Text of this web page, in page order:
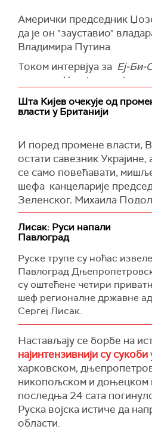
Амерички председник
да је он "зауставио"
Владимира Путина.
Током интервјуа за Еј-Би-
подршку Украјини и
савезника око помоћи
од главних достигнућа
Такође је инсистирао да
ће моћи да победи
председничким изборима.
На питање водитеља да
подвргне независном
који би укључивао
тестове, Бајден је
дана“ подвргава
кампању, ја управљам
звучи хиперболично, али
нација на свету", поручио
председник.
(ABC NEWS)
Шта Кијев очекује од
власти у Британији
И поред промене власти,
остати савезник
се само повећавати,
шефа канцеларије
Зеленског, Михаила
"Велика Британија је
Украјине. И неће бити
формира владу –
или лабуристи. За
важно да Украјина
у његовом финалу добије
репутација Русије срушена
претње не само
Британији и глобалном
нагласио је Подољак.
Према његовим речима,
ће остати близак савезник
повећати помоћ и
нашом земљом.
(Унијан)
Лисак: Руси напали
Павлоград
Руске трупе су ноћас
Павлоград
су оштећене четири
шеф регионалне државне
Сергеј Лисак.
"На срећу није било
додаје Лисак.
(Укринформ)
Настављају се борбе на
најинтензивнији су сукоби
харковском,
никопољском и доњецком
последња 24 сата
Руска војска истиче да
области.